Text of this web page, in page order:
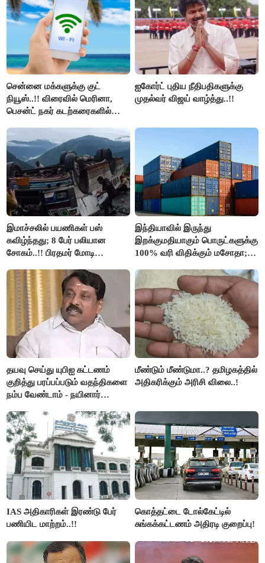
திமுக ஐடி விங்..!!
சென்னை மக்களுக்கு குட்
நியூஸ்..!! விரைவில் மெரினா,
பெசன்ட் நகர் கடற்கரைகளில்
ஐகோர்ட் புதிய நீதிபதிகளுக்கு
முதல்வர் விஜய் வாழ்த்து..!!
இமாச்சலில் பயணிகள் பஸ்
கவிழ்ந்தது; 8 பேர் பலியான
சோகம்..!! பிரதமர் மோடி
இந்தியாவில் இருந்து
இறக்குமதியாகும் பொருட்களுக்கு
100% வரி விதிக்கும் மசோதா;
தயவு செய்து யுபிஐ கட்டணம்
குறித்து பரப்பப்படும் வதந்திகளை
நம்ப வேண்டாம் - நயினார்
மீண்டும் மீண்டுமா..? தமிழகத்தில்
அதிகரிக்கும் அரிசி விலை..!
IAS அதிகாரிகள் இரண்டு பேர்
பணியிட மாற்றம்..!!
கொத்தட்டை டோல்கேட்டில்
சுங்கக்கட்டணம் அதிரடி குறைப்பு!